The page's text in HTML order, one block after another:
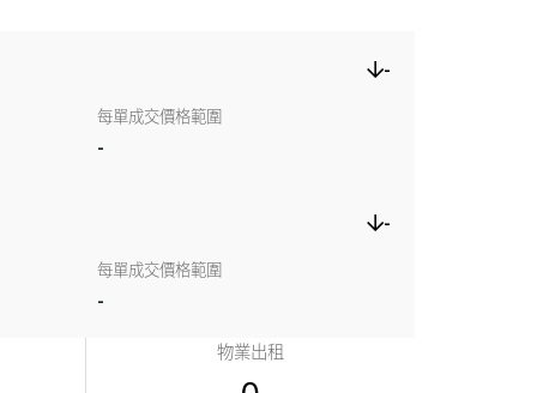
-
每單成交價格範圍
-
-
每單成交價格範圍
-
物業出租